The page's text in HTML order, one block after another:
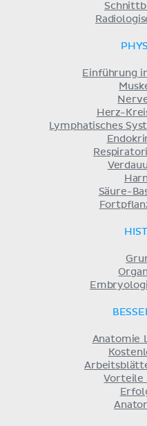
Einführung
Herz-
Lymphatisches
Säure-
Anatomie
Vorteile